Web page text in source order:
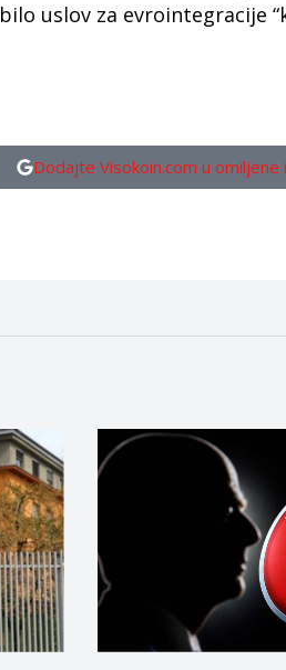
uslov za evrointegracije
Dodajte Visokoin.com u omiljene